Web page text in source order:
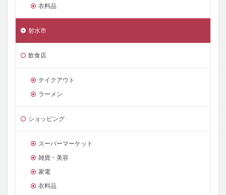
衣料品
射水市
飲食店
テイクアウト
ラーメン
ショッピング
スーパーマーケット
雑貨・美容
家電
衣料品